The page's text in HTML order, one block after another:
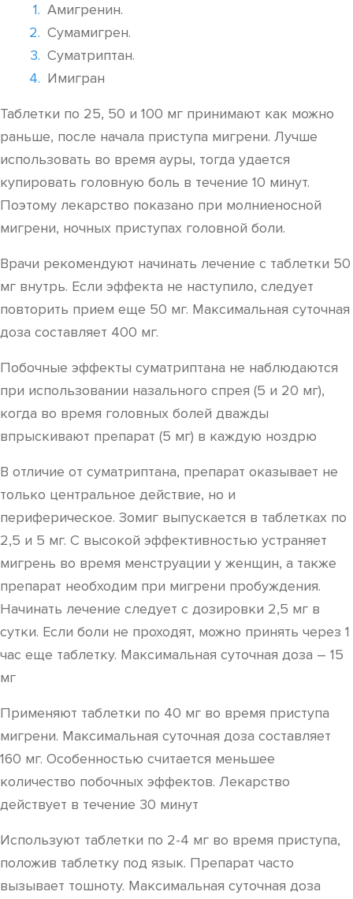
Амигренин.
Сумамигрен.
Суматриптан.
Имигран
Таблетки по 25, 50 и 100 мг принимают как можно
раньше, после начала приступа мигрени. Лучше
использовать во время ауры, тогда удается
купировать головную боль в течение 10 минут.
Поэтому лекарство показано при молниеносной
мигрени, ночных приступах головной боли.
Врачи рекомендуют начинать лечение с таблетки 50
мг внутрь. Если эффекта не наступило, следует
повторить прием еще 50 мг. Максимальная суточная
доза составляет 400 мг.
Побочные эффекты суматриптана не наблюдаются
при использовании назального спрея (5 и 20 мг),
когда во время головных болей дважды
впрыскивают препарат (5 мг) в каждую ноздрю
В отличие от суматриптана, препарат оказывает не
только центральное действие, но и
периферическое. Зомиг выпускается в таблетках по
2,5 и 5 мг. С высокой эффективностью устраняет
мигрень во время менструации у женщин, а также
препарат необходим при мигрени пробуждения.
Начинать лечение следует с дозировки 2,5 мг в
сутки. Если боли не проходят, можно принять через 1
час еще таблетку. Максимальная суточная доза – 15
мг
Применяют таблетки по 40 мг во время приступа
мигрени. Максимальная суточная доза составляет
160 мг. Особенностью считается меньшее
количество побочных эффектов. Лекарство
действует в течение 30 минут
Используют таблетки по 2-4 мг во время приступа,
положив таблетку под язык. Препарат часто
вызывает тошноту. Максимальная суточная доза